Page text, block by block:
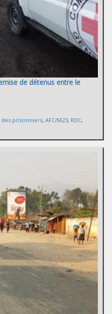
de détenus entre le
des prisonniers, AFC/M23, RDC,